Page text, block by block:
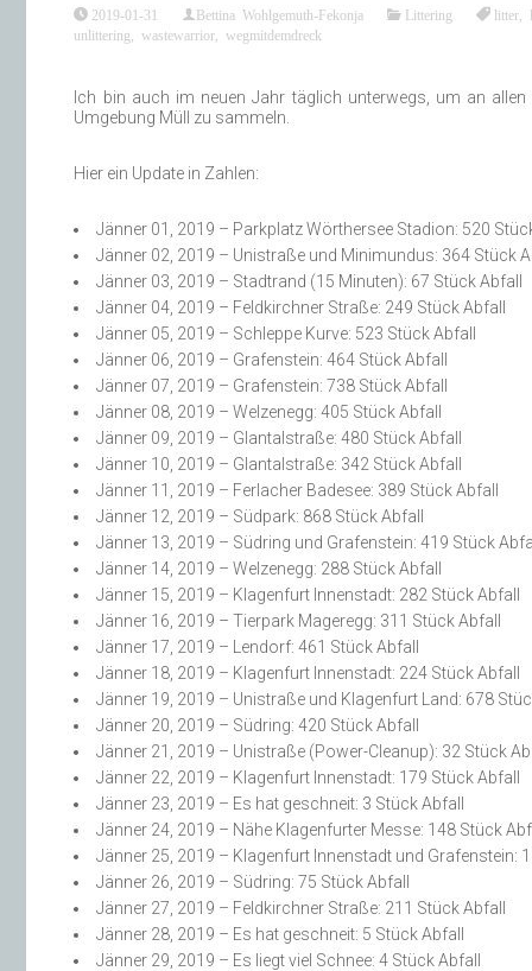
2019-01-31 Bettina Wohlgemuth-Fekonja Littering litter
unlittering
,wastewarrior ,wegmitdemdreck
Ich bin auch im neuen Jahr täglich unterwegs, um an
Umgebung Müll zu sammeln.
Hier ein Update in Zahlen:
Jänner 01, 2019 – Parkplatz Wörthersee Stadion: 520
Jänner 02, 2019 – Unistraße und Minimundus: 364 Stück
Jänner 03, 2019 – Stadtrand (15 Minuten): 67 Stück Abfall
Jänner 04, 2019 – Feldkirchner Straße: 249 Stück Abfall
Jänner 05, 2019 – Schleppe Kurve: 523 Stück Abfall
Jänner 06, 2019 – Grafenstein: 464 Stück Abfall
Jänner 07, 2019 – Grafenstein: 738 Stück Abfall
Jänner 08, 2019 – Welzenegg: 405 Stück Abfall
Jänner 09, 2019 – Glantalstraße: 480 Stück Abfall
Jänner 10, 2019 – Glantalstraße: 342 Stück Abfall
Jänner 11, 2019 – Ferlacher Badesee: 389 Stück Abfall
Jänner 12, 2019 – Südpark: 868 Stück Abfall
Jänner 13, 2019 – Südring und Grafenstein: 419 Stück
Jänner 14, 2019 – Welzenegg: 288 Stück Abfall
Jänner 15, 2019 – Klagenfurt Innenstadt: 282 Stück Abfall
Jänner 16, 2019 – Tierpark Mageregg: 311 Stück Abfall
Jänner 17, 2019 – Lendorf: 461 Stück Abfall
Jänner 18, 2019 – Klagenfurt Innenstadt: 224 Stück Abfall
Jänner 19, 2019 – Unistraße und Klagenfurt Land: 678
Jänner 20, 2019 – Südring: 420 Stück Abfall
Jänner 21, 2019 – Unistraße (Power-Cleanup): 32 Stück
Jänner 22, 2019 – Klagenfurt Innenstadt: 179 Stück Abfall
Jänner 23, 2019 – Es hat geschneit: 3 Stück Abfall
Jänner 24, 2019 – Nähe Klagenfurter Messe: 148 Stück
Jänner 25, 2019 – Klagenfurt Innenstadt und Grafenstein:
Jänner 26, 2019 – Südring: 75 Stück Abfall
Jänner 27, 2019 – Feldkirchner Straße: 211 Stück Abfall
Jänner 28, 2019 – Es hat geschneit: 5 Stück Abfall
Jänner 29, 2019 – Es liegt viel Schnee: 4 Stück Abfall